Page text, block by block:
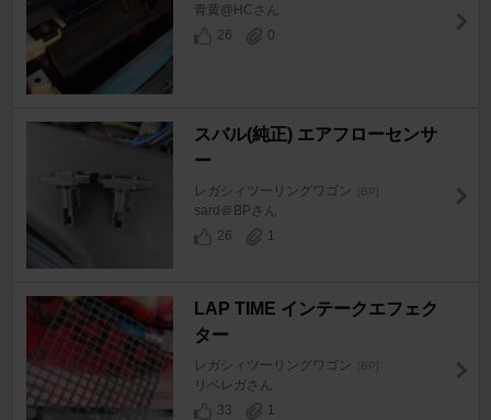
青黄@HCさん
26
0
スバル(純正) エアフローセンサ
ー
レガシィツーリングワゴン
sard＠BPさん
26
1
LAP TIME インテークエフェク
ター
レガシィツーリングワゴン
リベレガさん
33
1